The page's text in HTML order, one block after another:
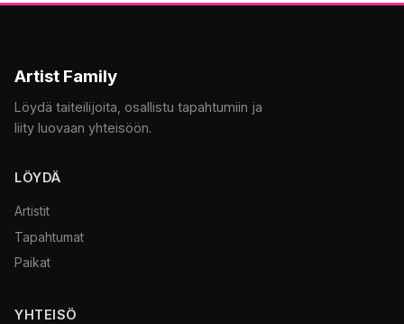
Artist Family
Löydä taiteilijoita, osallistu tapahtumiin ja
liity luovaan yhteisöön.
LÖYDÄ
Artistit
Tapahtumat
Paikat
YHTEISÖ